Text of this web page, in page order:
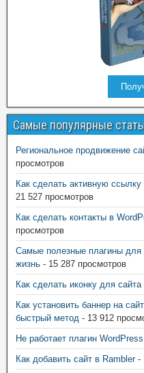
Самые популярные
Региональное продвижение
просмотров
Как сделать активную
21 527 просмотров
Как сделать контакты в
просмотров
Самые полезные плагины
жизнь - 15 287 просмотров
Как сделать иконку для
Как установить баннер на
быстрый метод - 13 912
Не работает плагин
Как добавить сайт в Rambler-